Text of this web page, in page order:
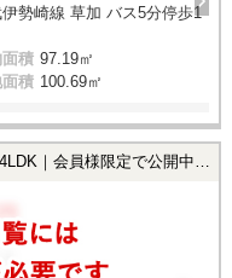
勢崎線 草加 バス5分停歩1
積 97.19㎡
積 100.69㎡
｜会員様限定で公開中！】